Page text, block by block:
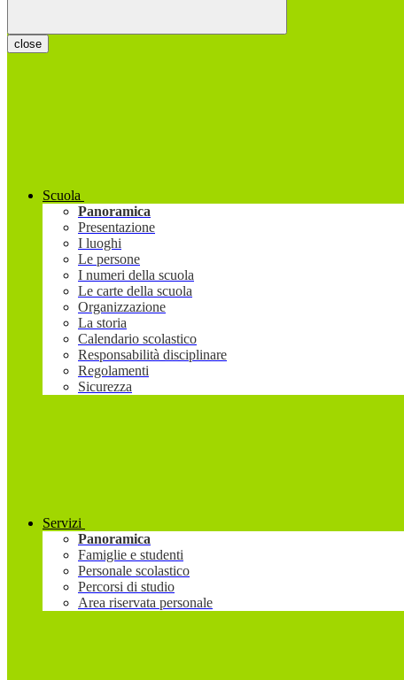
close
Scuola
Panoramica
Presentazione
I luoghi
Le persone
I numeri della scuola
Le carte della scuola
Organizzazione
La storia
Calendario scolastico
Responsabilità disciplinare
Regolamenti
Sicurezza
Servizi
Panoramica
Famiglie e studenti
Personale scolastico
Percorsi di studio
Area riservata personale